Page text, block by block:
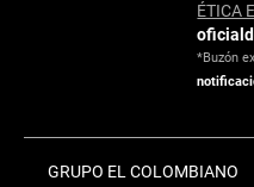
ÉTICA
*Buzón
GRUPO EL COLOMBIANO